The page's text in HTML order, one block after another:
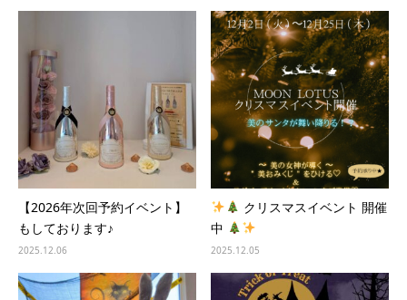
【2026年次回予約イベント】
もしております♪
2025.12.06
クリスマスイベント 開催
中
2025.12.05